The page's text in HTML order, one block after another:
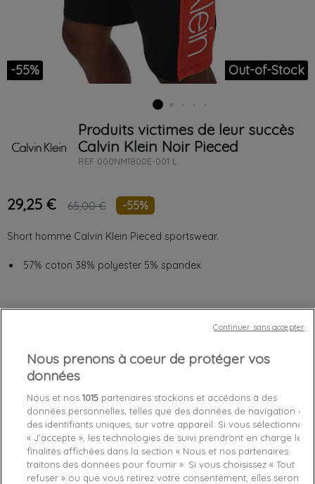
-55% Out-of-Stock
Produits victimes de leur succès
Calvin Klein Noir Pieced
REF 000NM1800E-001 L
29,25 € 65,00 € -55%
Short homme Calvin Klein Pieced sportswear.
57% coton 38% polyester 5% spandex
mardi 11/08/26
Out-of-Stock
Je craque ! favorite_border
Livraison gratuite *
Retours sous 100 jours
Produit certifié authentique
Nous prenons à coeur de protéger vos
données
Nous et nos1015 partenaires stockons et accédons à des
données personnelles, telles que des données de navigation ou
des identifiants uniques, sur votre appareil. Si vous sélectionnez
« J’accepte », les technologies de suivi prendront en charge les
finalités affichées dans la section « Nous et nos partenaires
traitons des données pour fournir ». Si vous choisissez « Tout
refuser » ou que vous retirez votre consentement, elles seront
Continuer sans accepter